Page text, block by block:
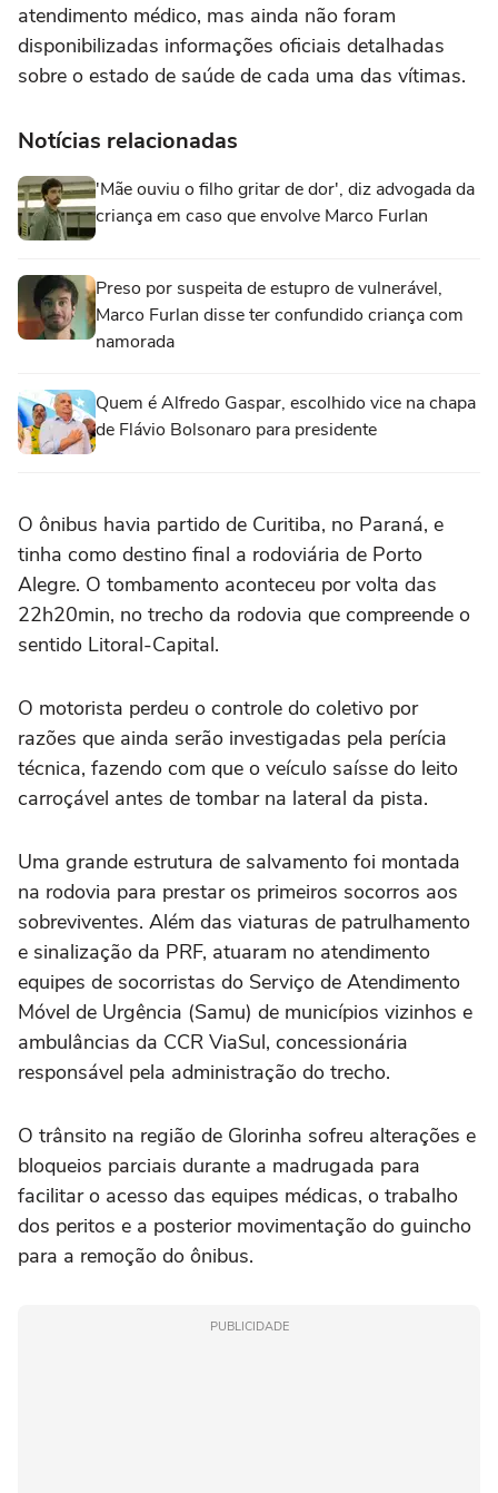
atendimento médico, mas ainda não foram
disponibilizadas informações oficiais detalhadas
sobre o estado de saúde de cada uma das vítimas.
Notícias relacionadas
'Mãe ouviu o filho gritar de dor', diz advogada da
criança em caso que envolve Marco Furlan
Preso por suspeita de estupro de vulnerável,
Marco Furlan disse ter confundido criança com
namorada
Quem é Alfredo Gaspar, escolhido vice na chapa
de Flávio Bolsonaro para presidente
O ônibus havia partido de Curitiba, no Paraná, e
tinha como destino final a rodoviária de Porto
Alegre. O tombamento aconteceu por volta das
22h20min, no trecho da rodovia que compreende o
sentido Litoral-Capital.
O motorista perdeu o controle do coletivo por
razões que ainda serão investigadas pela perícia
técnica, fazendo com que o veículo saísse do leito
carroçável antes de tombar na lateral da pista.
Uma grande estrutura de salvamento foi montada
na rodovia para prestar os primeiros socorros aos
sobreviventes. Além das viaturas de patrulhamento
e sinalização da PRF, atuaram no atendimento
equipes de socorristas do Serviço de Atendimento
Móvel de Urgência (Samu) de municípios vizinhos e
ambulâncias da CCR ViaSul, concessionária
responsável pela administração do trecho.
O trânsito na região de Glorinha sofreu alterações e
bloqueios parciais durante a madrugada para
facilitar o acesso das equipes médicas, o trabalho
dos peritos e a posterior movimentação do guincho
para a remoção do ônibus.
PUBLICIDADE